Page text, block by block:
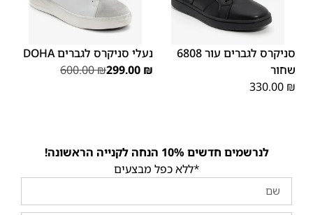
40
41
42
43
סניקרס לגברים עור 6808
שחור
330.00 ₪
נעלי סניקרס לגברים DOHA
600.00₪299.00 ₪
לנרשמים חדשים 10% הנחה לקנייה הראשונה!
*ללא כפל מבצעים